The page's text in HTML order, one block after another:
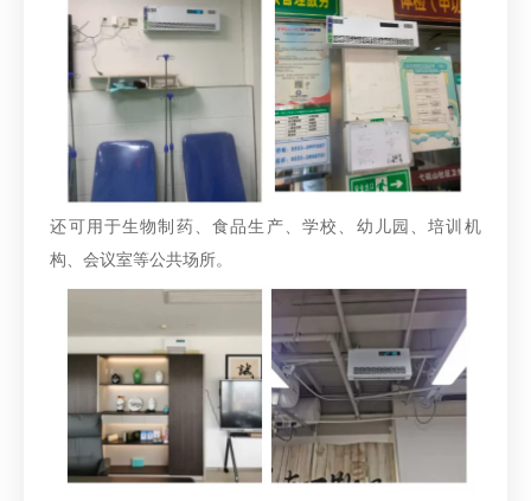
还可用于生物制药、食品生产、学校、幼儿园、培训机
构、会议室等公共场所。